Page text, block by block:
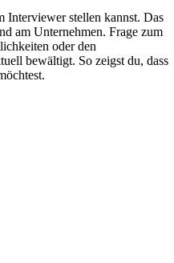
Interviewer stellen kannst. Das
am Unternehmen. Frage zum
oder den
bewältigt. So zeigst du, dass